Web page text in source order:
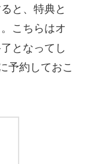
と、特典と
こちらはオ
となってし
予約しておこ